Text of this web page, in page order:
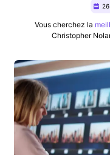
Vous cherchez la
Christopher